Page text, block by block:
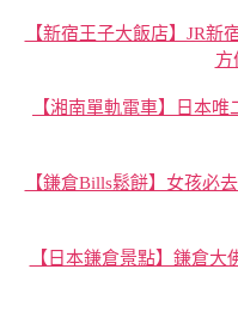
【新宿王子大飯店】JR新
方
【湘南單軌電車】日本
【鎌倉Bills鬆餅】女孩必
【日本鎌倉景點】鎌倉